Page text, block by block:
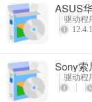
ASUS
驱动程
Sony索
驱动
驱动程